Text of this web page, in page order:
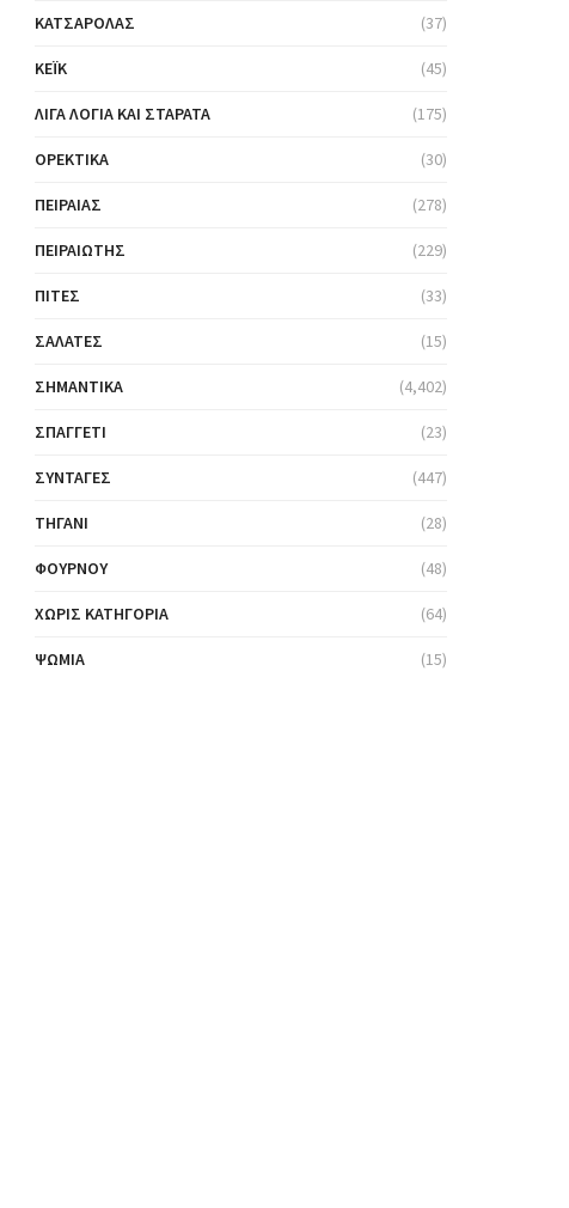
ΚΑΤΣΑΡΌΛΑΣ (37)
ΚΈΙΚ (45)
ΛΊΓΑ ΛΌΓΙΑ ΚΑΙ ΣΤΑΡΆΤΑ (175)
ΟΡΕΚΤΙΚΆ (30)
ΠΕΙΡΑΙΆΣ (278)
ΠΕΙΡΑΙΏΤΗΣ (229)
ΠΊΤΕΣ (33)
ΣΑΛΆΤΕΣ (15)
ΣΗΜΑΝΤΙΚΆ (4,402)
ΣΠΑΓΓΈΤΙ (23)
ΣΥΝΤΑΓΈΣ (447)
ΤΗΓΆΝΙ (28)
ΦΟΎΡΝΟΥ (48)
ΧΩΡΊΣ ΚΑΤΗΓΟΡΊΑ (64)
ΨΩΜΙΆ (15)